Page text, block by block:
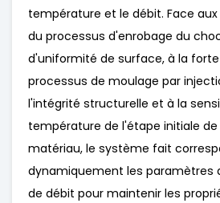
température et le débit. Face
du processus d'enrobage du
d'uniformité de surface, à la
processus de moulage par
l'intégrité structurelle et à la
température de l'étape initiale
matériau, le système fait
dynamiquement les paramètres
de débit pour maintenir les